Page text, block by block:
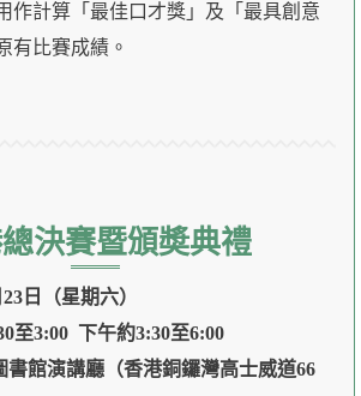
作計算「最佳口才獎」及「最具創意
有比賽成績。
決賽暨頒奬典禮
日（星期六）
至3:00 下午約3:30至6:00
書館演講廳（香港銅鑼灣高士威道66